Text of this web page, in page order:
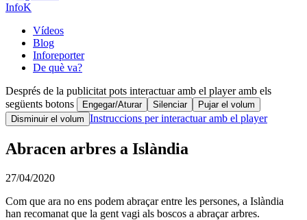
InfoK
Vídeos
Blog
Inforeporter
De què va?
Després de la publicitat pots interactuar amb el player amb els
següents botons
Engegar/Aturar Silenciar
Pujar el volum
Disminuir el volum Instruccions per interactuar amb el player
Abracen arbres a Islàndia
27/04/2020
Com que ara no ens podem abraçar entre les persones, a Islàndia
han recomanat que la gent vagi als boscos a abraçar arbres.